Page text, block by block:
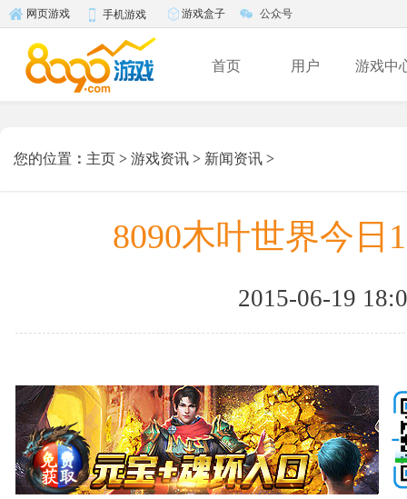
网页游戏 手机游戏 游戏盒子 公众号
首页 用户 游戏中
您的位置 ： 主页 > 游戏资讯 > 新闻资讯 >
8090木叶世界今日
2015-06-19